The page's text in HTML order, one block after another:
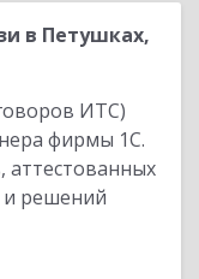
в Петушках,
ИТС)
фирмы 1С.
аттестованных
и решений